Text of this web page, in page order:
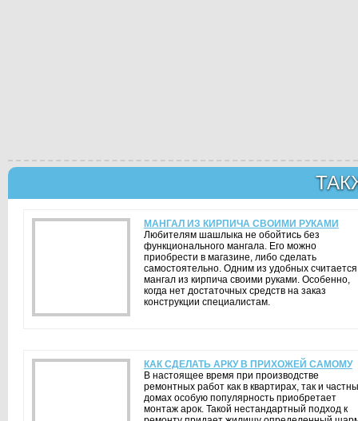
МАНГАЛ ИЗ КИРПИЧА СВОИМИ РУКАМИ
Любителям шашлыка не обойтись без
функционального мангала. Его можно
приобрести в магазине, либо сделать
самостоятельно. Одним из удобных считается
мангал из кирпича своими руками. Особенно,
когда нет достаточных средств на заказ
конструкции специалистам.
КАК СДЕЛАТЬ АРКУ В ПРИХОЖЕЙ САМОМУ
В настоящее время при производстве
ремонтных работ как в квартирах, так и
домах особую популярность приобретает
монтаж арок. Такой нестандартный подход к